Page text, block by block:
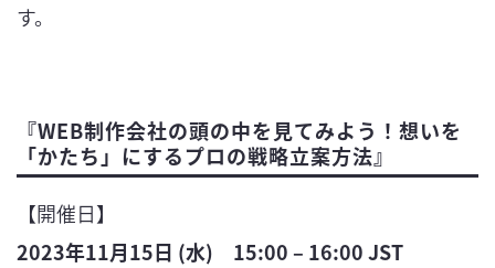
す。
『WEB制作会社の頭の中を見てみよう！想いを
「かたち」にするプロの戦略立案方法』
【開催日】
2023年11月15日 (水) 15:00 – 16:00 JST